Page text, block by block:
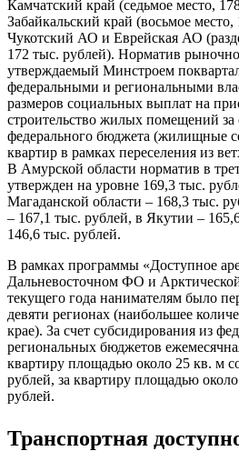
Камчатский край (седьмое место,
Забайкальский край (восьмое
Чукотский АО и Еврейская АО
172 тыс. рублей). Норматив
утверждаемый Минстроем
федеральными и региональными
размеров социальных выплат на
строительство жилых помещений за
федерального бюджета (жилищные
квартир в рамках переселения из
В Амурской области норматив в
утвержден на уровне 169,3 тыс.
Магаданской области – 168,3 тыс.
– 167,1 тыс. рублей, в Якутии –
146,6 тыс. рублей.
В рамках программы «Доступное
Дальневосточном ФО и
текущего года нанимателям было
девяти регионах (наибольшее
крае). За счет субсидирования из
региональных бюджетов
квартиру площадью около 25 кв. м
рублей, за квартиру площадью
рублей.
Транспортная